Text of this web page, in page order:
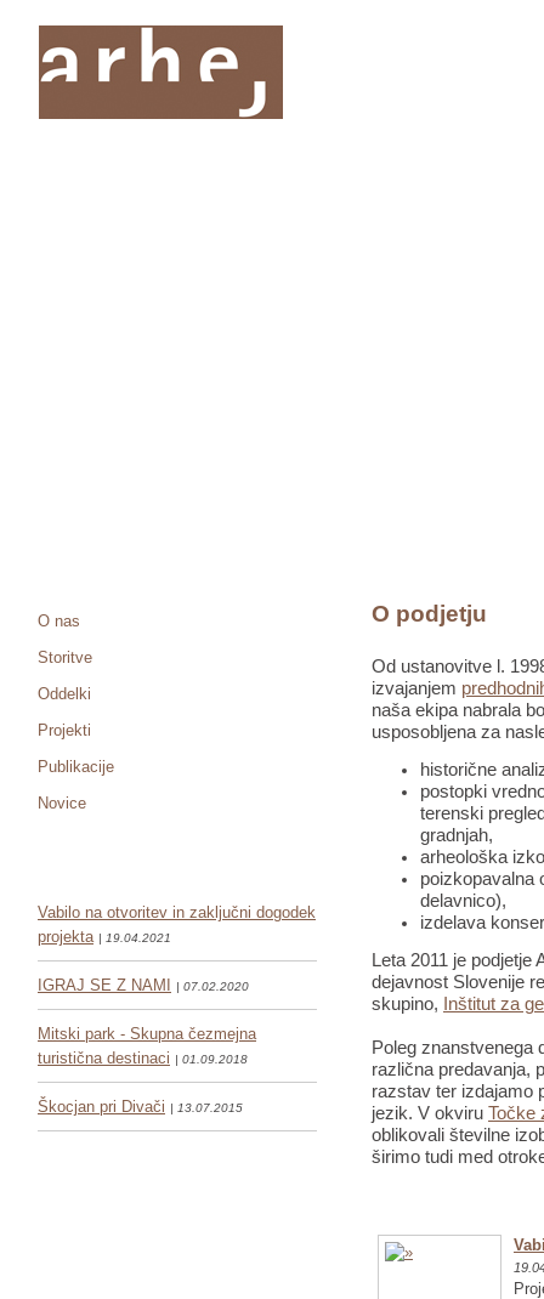
O nas
Storitve
Oddelki
Projekti
Publikacije
Novice
Vabilo na otvoritev in zaključni dogodek
projekta | 19.04.2021
IGRAJ SE Z NAMI | 07.02.2020
Mitski park - Skupna čezmejna
turistična destinaci | 01.09.2018
Škocjan pri Divači | 13.07.2015
O podjetju
Od ustanovitve l.
izvajanjem
naša ekipa nabrala
usposobljena za
historične
postopki
terenski
gradnjah,
arheološka
poizkopavalna
delavnico),
izdelava
Leta 2011 je
dejavnost Slovenije
skupino,
Inštitut za
Poleg znanstvenega
različna predavanja,
razstav ter izdajamo
jezik. V okviru Točke
oblikovali številne
širimo tudi med